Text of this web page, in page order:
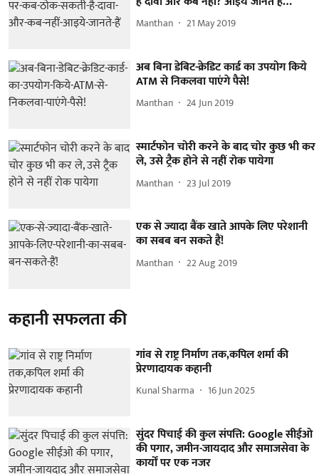
Manthan 21 May 2019
अब बिना डेबिट-क्रेडिट कार्ड का उपयोग किये
ATM से निकलवा पाएंगे पैसे!
Manthan 24 Jun 2019
स्मार्टफोन चोरी करने के बाद चोर कुछ भी कर
ले, उसे ट्रैक होने से नहीं रोक पायेगा
Manthan 23 Jul 2019
एक से ज्यादा बैंक खाते आपके लिए परेशानी
का सबब बन सकते हैं!
Manthan 22 Aug 2019
कहानी सफलता की
गांव से राष्ट्र निर्माण तक,कपिल शर्मा की
प्रेरणादायक कहानी
Kunal Sharma 16 Jun 2025
सुंदर पिचाई की कुल संपत्ति: Google सीईओ
की पगार, जमीन-जायदाद और समाजसेवा के
कार्यों पर एक नजर